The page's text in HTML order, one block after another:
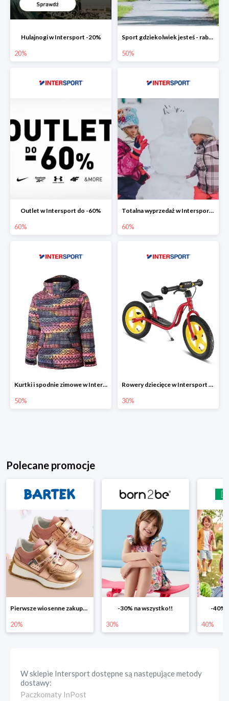
Hulajnogi w Intersport -20%
20%
Sport gdziekolwiek jesteś - rabaty w Intersport do -50%
50%
Outlet w Intersport do -60%
60%
Totalna wyprzedaż w Intersport do -60%
60%
Kurtki i spodnie zimowe w Intersport do -50%
50%
Rowery dziecięce w Intersport do -30%
30%
Polecane promocje
-30% na wszystko!!
30%
-40% na drugą sztukę
40% 25%
W sklepie Intersportdostępne są następujące metody
dostawy:
Paczkomaty InPost